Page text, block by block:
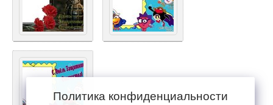
Политика конфиденциальности